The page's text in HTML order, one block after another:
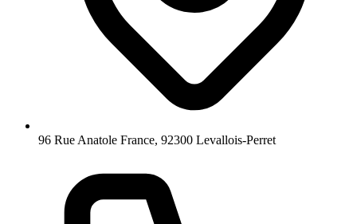
96 Rue Anatole France, 92300 Levallois-Perret